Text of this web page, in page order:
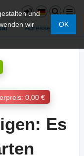
Adressen
und
wir
OK
0,00 €
Es